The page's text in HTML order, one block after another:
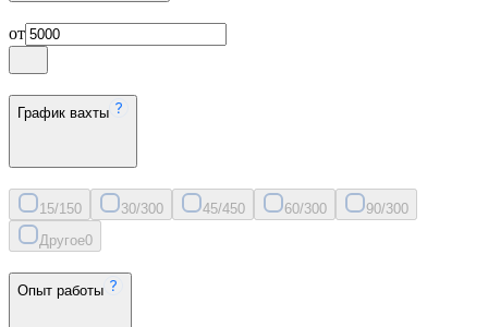
от
График вахты
15/150 30/300 45/450 60/300 90/300
Другое0
Опыт работы